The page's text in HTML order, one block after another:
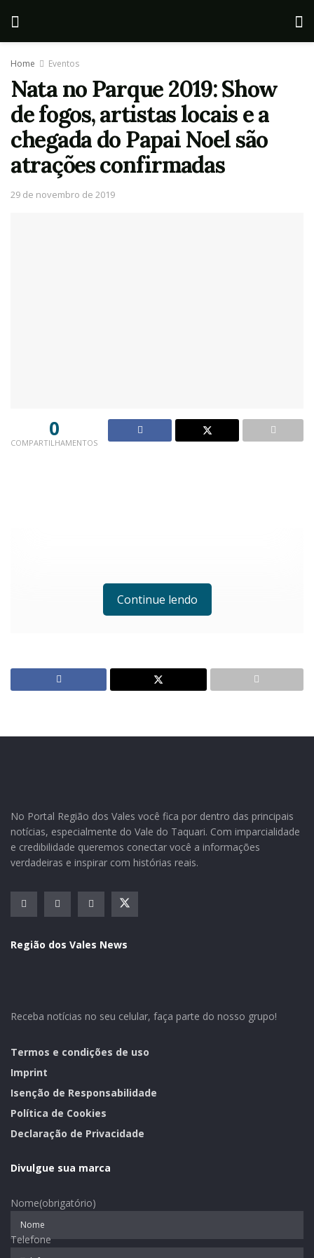
Home Eventos
Nata no Parque 2019: Show
de fogos, artistas locais e a
chegada do Papai Noel são
atrações confirmadas
29 de novembro de 2019
0
COMPARTILHAMENTOS
com o patrocínio do Banrisul prepara mais uma edição
do Natal no Parque.
A programação será no sábado, dia 7 de dezembro, no
Parque 13 de Abril, iniciando às 15h com o Chimarrão
da Família. Às 16h iniciam as finas do II Campeonato
Dentro da programação será realizado o sorteio da
apresentações artísticas
Grupo de Violeiros da Aparecida;
Apresentação do CTG Estância do Siqueira com as
categorias Dente de Leite e Adulta;
Grupo de Violino da Escola Municipal Gonçalina
Grupo de Danlas da Escola Municipal Prudêncio
Continue lendo
No Portal Região dos Vales você fica por dentro das principais
notícias, especialmente do Vale do Taquari. Com imparcialidade
e credibilidade queremos conectar você a informações
verdadeiras e inspirar com histórias reais.
Região dos Vales News
Receba notícias no seu celular, faça parte do nosso grupo!
Termos e condições de uso
Imprint
Isenção de Responsabilidade
Política de Cookies
Declaração de Privacidade
Divulgue sua marca
Nome(obrigatório)
Telefone